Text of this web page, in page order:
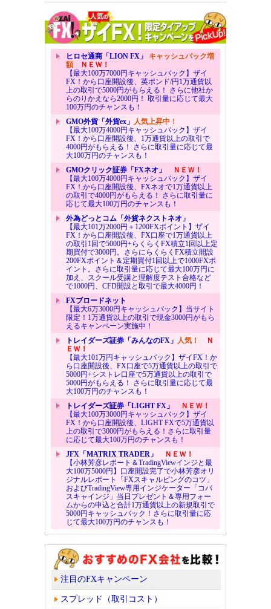
ヒロセ通商「LION FX」 キャッシュバック増
額ＮＥＷ！
【最大100万7000円キャッシュバック】ザイ
FX！から口座開設後、英ポンド/円1万通貨以
上の取引で5000円がもらえる！ さらに他社か
らのりかえなら2000円！ 取引量に応じて最大
100万円のチャンスも！
GMO外貨「外貨ex」 人気上昇中！
【最大100万4000円キャッシュバック】ザイ
FX！から口座開設後、1万通貨以上の取引で
4000円がもらえる！ さらに取引量に応じて最
大100万円のチャンスも！
GMOクリック証券「FXネオ」
ＮＥＷ！
【最大100万4000円キャッシュバック】ザイ
FX！から口座開設後、FXネオで1万通貨以上
の取引で4000円がもらえる！ さらに取引量に
応じて最大100万円のチャンスも！
外為どっとコム「外貨ネクストネオ」
【最大101万2000円＋1200FXポイント】ザイ
FX！から口座開設後、FX口座で1万通貨以上
の取引1回で5000円+らくらくFX積立1回以上定
期買付で3000円。さらにらくらくFX積立開設
200FXポイント＆定期買付1回以上で1000FXポ
イント。さらに取引量に応じて最大100万円に
加え、スクール受講と理解度テスト合格など
で1000円、CFD開設と取引で最大4000円！
FXブロードネット
【最大6万3000円キャッシュバック】当サイト
限定！1万通貨以上の取引で現金3000円がもら
えるキャンペーン実施中！
トレイダーズ証券「みんなのFX」 人気！
Ｎ
ＥＷ！
【最大101万円キャッシュバック】ザイFX！か
ら口座開設後、FX口座で5万通貨以上の取引で
5000円+シストレ口座で5万通貨以上の取引で
5000円がもらえる！ さらに取引量に応じて最
大100万円のチャンスも！
トレイダーズ証券「LIGHT FX」
ＮＥＷ！
【最大100万3000円キャッシュバック】ザイ
FX！から口座開設後、LIGHT FXで5万通貨以
上の取引で3000円がもらえる！さらに取引量
に応じて最大100万円のチャンスも！
JFX「MATRIX TRADER」
ＮＥＷ！
【小林芳彦レポート＆TradingViewインジと最
大100万5000円】口座開設完了で小林芳彦オリ
ジナルレポート「FXスキャルピングのコツ」
およびTradingView専用インジケーター「コバ
スキャインジ」当日プレゼント＆専用フォー
ムからの申込と合計1万通貨以上の新規取引で
5000円キャッシュバック！さらに取引量に応
じて最大100万円のチャンスも！
注目のFXキャンペーン
スプレッド（取引コスト）